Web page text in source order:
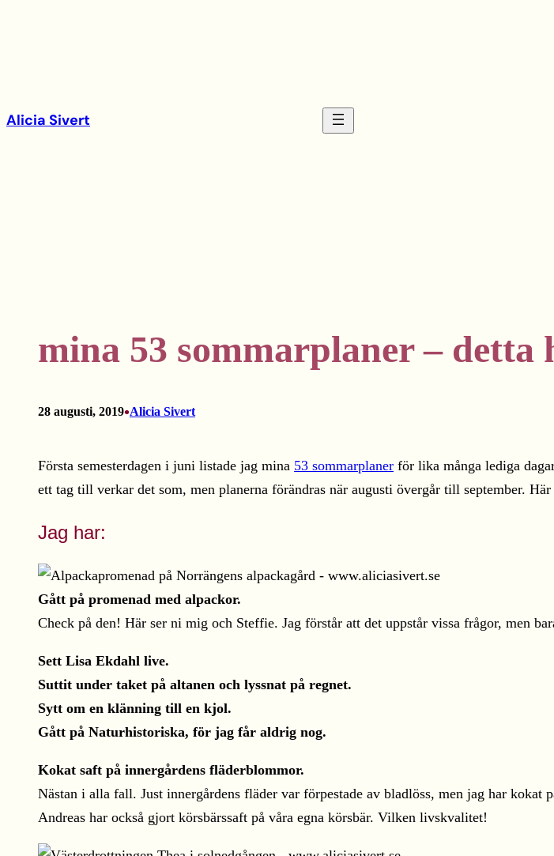
Alicia Sivert
mina 53 sommarplaner –
28 augusti, 2019•Alicia Sivert
Första semesterdagen i juni listade jag mina 53 sommarplaner för lika många lediga
ett tag till verkar det som, men planerna förändras när augusti övergår till september.
Jag har:
Gått på promenad med alpackor.
Check på den! Här ser ni mig och Steffie. Jag förstår att det uppstår vissa frågor, men
Sett Lisa Ekdahl live.
Suttit under taket på altanen och lyssnat på regnet.
Sytt om en klänning till en kjol.
Gått på Naturhistoriska, för jag får aldrig nog.
Kokat saft på innergårdens fläderblommor.
Nästan i alla fall. Just innergårdens fläder var förpestade av bladlöss, men jag har
Andreas har också gjort körsbärssaft på våra egna körsbär. Vilken livskvalitet!